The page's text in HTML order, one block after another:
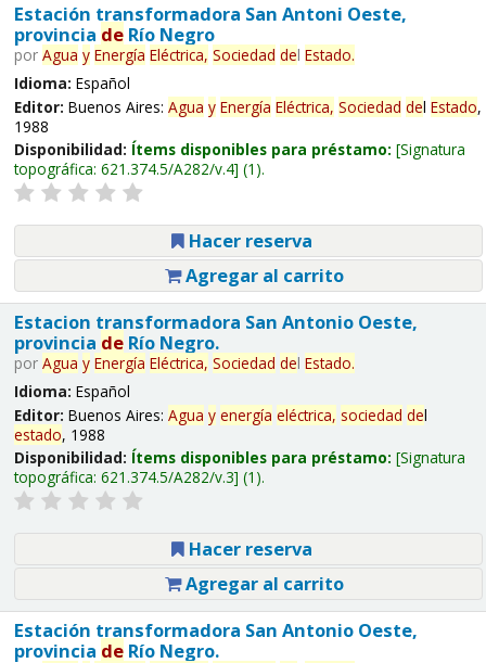
Estación transformadora San Antoni Oeste,
provincia deRío Negro
por Agua y Energía Eléctrica, Sociedad del Estado.
Idioma: Español
Editor: Buenos Aires: Agua y Energía Eléctrica, Sociedad del Estado,
1988
Disponibilidad: Ítems disponibles para préstamo: Signatura
topográfica: 621.374.5/A282/v.4 (1).
Hacer reserva
Agregar al carrito
Estacion transformadora San Antonio Oeste,
provincia deRío Negro.
por Agua y Energía Eléctrica, Sociedad del Estado.
Idioma: Español
Editor: Buenos Aires: Agua y energía eléctrica, sociedad del
estado, 1988
Disponibilidad: Ítems disponibles para préstamo: Signatura
topográfica: 621.374.5/A282/v.3 (1).
Hacer reserva
Agregar al carrito
Estación transformadora San Antonio Oeste,
provincia deRío Negro.